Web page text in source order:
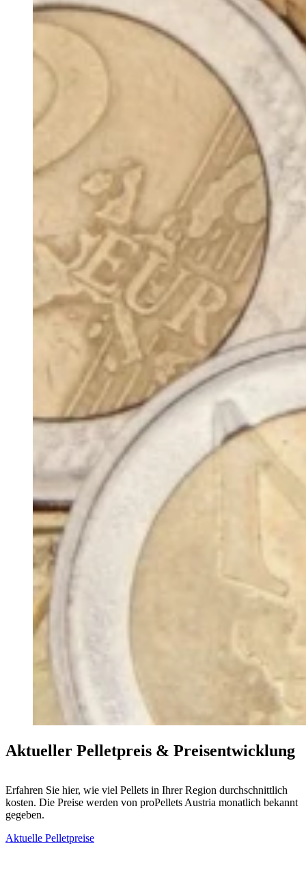
Aktueller Pelletpreis & Preisentwicklung
Erfahren Sie hier, wie viel Pellets in Ihrer Region durchschnittlich
kosten. Die Preise werden von proPellets Austria monatlich bekannt
gegeben.
Aktuelle Pelletpreise